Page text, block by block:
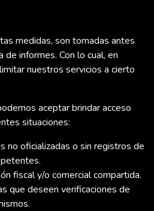
medidas, son tomadas antes
informes. Con lo cual, en
nuestros servicios a cierto
aceptar brindar acceso
situaciones:
no oficializadas o sin registros de
fiscal y/o comercial compartida.
que deseen verificaciones de